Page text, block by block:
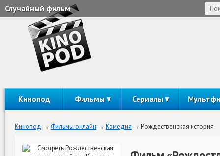
Случайный фильм
Кинопод Фильмы Сериалы
Кинопод Фильмы онлайн Комедия Рождественская история